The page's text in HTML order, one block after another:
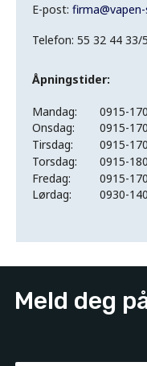
E-post: firma@
Telefon: 55 32 44 33/
Åpningstider:
Mandag:
0915-
Onsdag:
0915-
Tirsdag:
0915-
Torsdag:
0915-
Fredag:
0915-
Lørdag:
0930-
Meld deg